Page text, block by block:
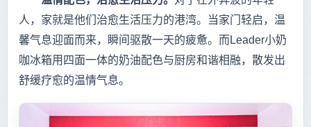
人，家就是他们治愈生活压力的港湾。当家门轻启，温
馨气息迎面而来，瞬间驱散一天的疲惫。而Leader小奶
咖冰箱用四面一体的奶油配色与厨房和谐相融，散发出
舒缓疗愈的温情气息。